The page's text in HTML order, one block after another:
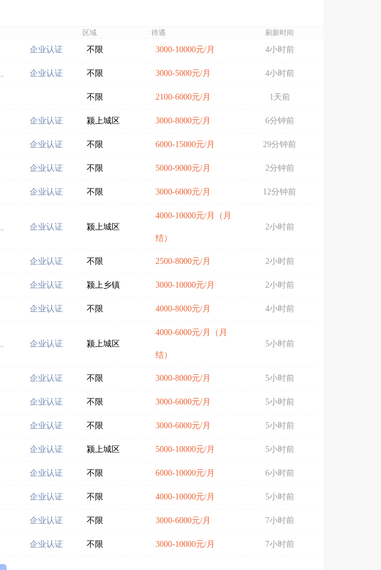
区域 待遇 刷新时间
企业认证 不限 3000-10000元/月 4小时前
企业认证 不限 3000-5000元/月 4小时前
不限 2100-6000元/月 1天前
企业认证 颍上城区 3000-8000元/月 6分钟前
企业认证 不限 6000-15000元/月 29分钟前
企业认证 不限 5000-9000元/月 2分钟前
企业认证 不限 3000-6000元/月 12分钟前
企业认证 颍上城区
4000-10000元/月（月
结）
2小时前
企业认证 不限 2500-8000元/月 2小时前
企业认证 颍上乡镇 3000-10000元/月 2小时前
企业认证 不限 4000-8000元/月 4小时前
企业认证 颍上城区
4000-6000元/月（月
结）
5小时前
企业认证 不限 3000-8000元/月 5小时前
企业认证 不限 3000-6000元/月 5小时前
企业认证 不限 3000-6000元/月 5小时前
企业认证 颍上城区 5000-10000元/月 5小时前
企业认证 不限 6000-10000元/月 6小时前
企业认证 不限 4000-10000元/月 5小时前
企业认证 不限 3000-6000元/月 7小时前
企业认证 不限 3000-10000元/月 7小时前